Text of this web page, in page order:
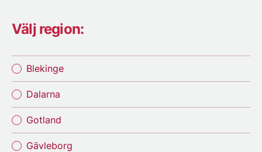
Välj region:
Blekinge
Dalarna
Gotland
Gävleborg